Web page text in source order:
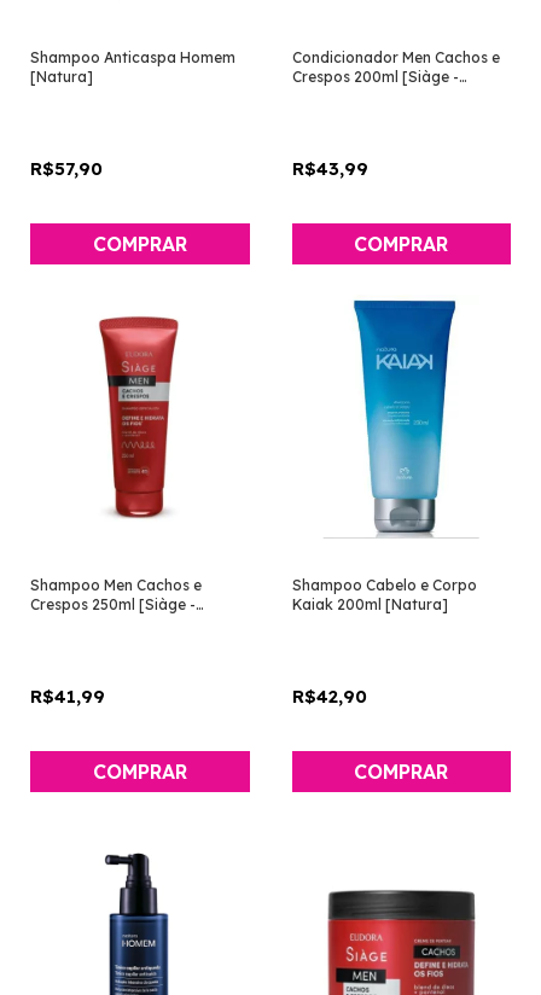
Shampoo Anticaspa Homem
[Natura]
R$57,90
Condicionador Men Cachos e
Crespos 200ml [Siàge -
R$43,99
Shampoo Men Cachos e
Crespos 250ml [Siàge -
R$41,99
Shampoo Cabelo e Corpo
Kaiak 200ml [Natura]
R$42,90